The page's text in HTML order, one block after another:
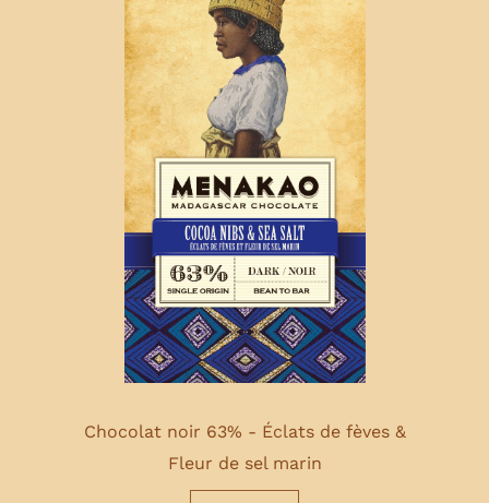
Chocolat noir 63% - Éclats de fèves &
Fleur de sel marin